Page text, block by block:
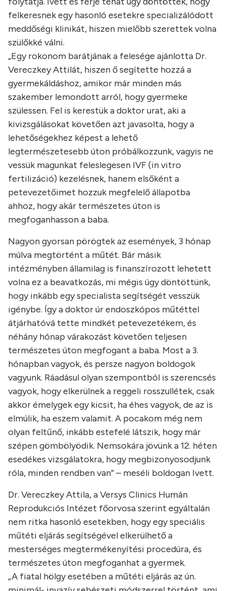
felkeresnek egy hasonló esetekre specializálódott
meddőségi klinikát, hiszen mielőbb szerettek volna
szülőkké válni.
„Egy rokonom barátjának a felesége ajánlotta Dr.
Vereczkey Attilát, hiszen ő segítette hozzá a
gyermekáldáshoz, amikor már minden más
szakember lemondott arról, hogy gyermeke
szülessen. Fel is kerestük a doktor urat, aki a
kivizsgálásokat követően azt javasolta, hogy a
lehetőségekhez képest a lehető
legtermészetesebb úton próbálkozzunk, vagyis ne
vessük magunkat feleslegesen IVF (in vitro
fertilizáció) kezelésnek, hanem elsőként a
petevezetőimet hozzuk megfelelő állapotba
ahhoz, hogy akár természetes úton is
megfoganhasson a baba.
Nagyon gyorsan pörögtek az események, 3 hónap
múlva megtörtént a műtét. Bár másik
intézményben államilag is finanszírozott lehetett
volna ez a beavatkozás, mi mégis úgy döntöttünk,
hogy inkább egy specialista segítségét vesszük
igénybe. Így a doktor úr endoszkópos műtéttel
átjárhatóvá tette mindkét petevezetékem, és
néhány hónap várakozást követően teljesen
természetes úton megfogant a baba. Most a 3.
hónapban vagyok, és persze nagyon boldogok
vagyunk. Ráadásul olyan szempontból is szerencsés
vagyok, hogy elkerülnek a reggeli rosszullétek, csak
akkor émelygek egy kicsit, ha éhes vagyok, de az is
elmúlik, ha eszem valamit. A pocakom még nem
olyan feltűnő, inkább estefelé látszik, hogy már
szépen gömbölyödik. Nemsokára jövünk a 12. héten
esedékes vizsgálatokra, hogy megbizonyosodjunk
róla, minden rendben van” – meséli boldogan Ivett.
Dr. Vereczkey Attila, a Versys Clinics Humán
Reprodukciós Intézet főorvosa szerint egyáltalán
nem ritka hasonló esetekben, hogy egy speciális
műtéti eljárás segítségével elkerülhető a
mesterséges megtermékenyítési procedúra, és
természetes úton megfoganhat a gyermek.
„A fiatal hölgy esetében a műtéti eljárás az ún.